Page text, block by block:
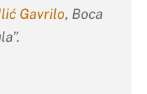
Gavrilo, Boca